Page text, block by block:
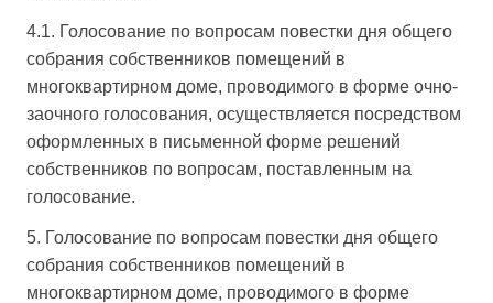
4.1. Голосование по вопросам повестки дня общего
собрания собственников помещений в
многоквартирном доме, проводимого в форме очно-
заочного голосования, осуществляется посредством
оформленных в письменной форме решений
собственников по вопросам, поставленным на
голосование.
5. Голосование по вопросам повестки дня общего
собрания собственников помещений в
многоквартирном доме, проводимого в форме